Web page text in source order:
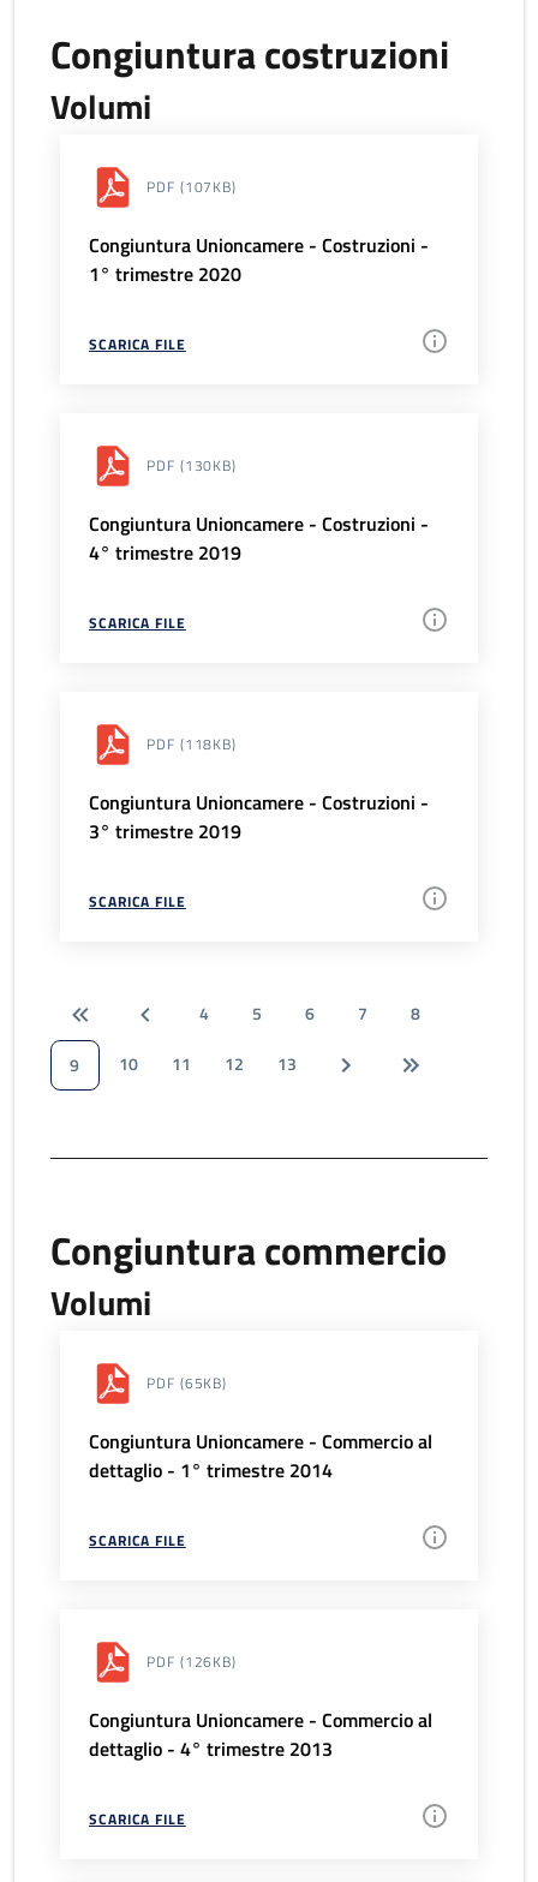
Congiuntura costruzioni
Volumi
PDF (107KB)
Congiuntura Unioncamere - Costruzioni -
1° trimestre 2020
SCARICA FILE
PDF (130KB)
Congiuntura Unioncamere - Costruzioni -
4° trimestre 2019
SCARICA FILE
PDF (118KB)
Congiuntura Unioncamere - Costruzioni -
3° trimestre 2019
SCARICA FILE
4 5 6 7
8
9
10 11 12 13
Congiuntura commercio
Volumi
PDF (65KB)
Congiuntura Unioncamere - Commercio al
dettaglio - 1° trimestre 2014
SCARICA FILE
PDF (126KB)
Congiuntura Unioncamere - Commercio al
dettaglio - 4° trimestre 2013
SCARICA FILE